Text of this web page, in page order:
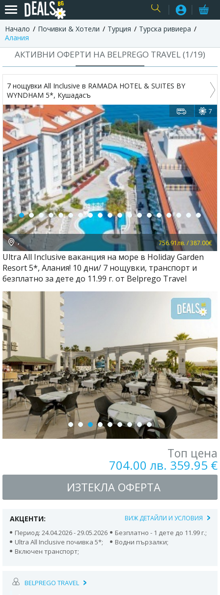
USER
Начало Почивки & Хотели Турция
Турска ривиера
Алания
АКТИВНИ ОФЕРТИ НА BELPREGO TRAVEL (1/19)
7 нощувки All Inclusive в RAMADA HOTEL & SUITES BY
WYNDHAM 5*, Кушадасъ
7
, 756.91лв. / 387.00€
Ultra All Inclusive ваканция на море в Holiday Garden
Resort 5*, Алания! 10 дни/ 7 нощувки, транспорт и
безплатно за дете до 11.99 г. от Belprego Travel
Топ цена
704.00 лв. 359.95 €
ИЗТЕКЛА ОФЕРТА
АКЦЕНТИ: ВИЖ ДЕТАЙЛИ И УСЛОВИЯ
Период: 24.04.2026 - 29.05.2026
Безплатно - 1 дете до 11.99 г.;
Ultra All Inclusive почивка 5*;
Водни пързалки;
Включен транспорт;
BELPREGO TRAVEL